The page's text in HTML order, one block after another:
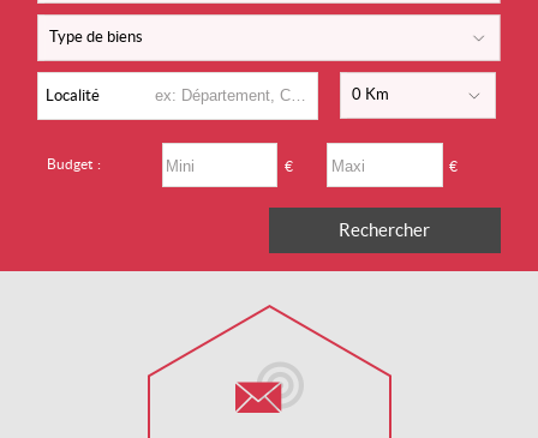
Type de biens
Localité 0 Km
Budget : € €